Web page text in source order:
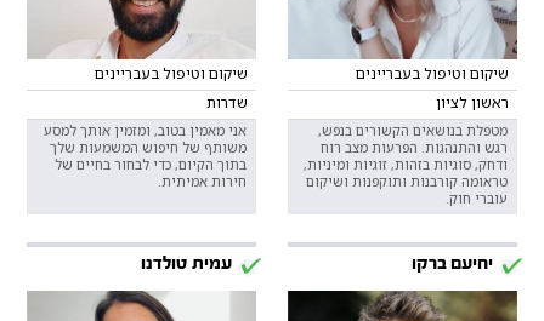
שיקום וטיפול בעבריינים
ראשון לציון
מטפלת בנושאים הקשורים בנפש,
רגש והתנהגות. הפרעות מצב רוח
ודחק, סוגיות בזהות, זוגיות ומיניות,
טראומה קורבנות ותוקפנות ושיקום
עוברי חוק.
שיקום וטיפול בעבריינים
שדרות
אני מאמין בטוב, ומזמין אותך למסע
משותף של חיפוש המשמעות שלך
בתוך הקיום, כדי לבחור בחיים של
חירות אמיתית.
יחיעם ברקו עמית טולדנו